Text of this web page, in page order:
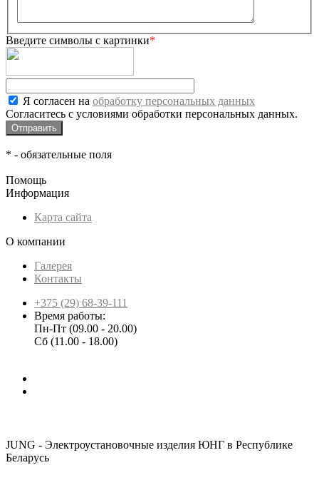
Введите символы с картинки*
Я согласен на обработку персональных данных
Согласитесь с условиями обработки персональных данных.
* - обязательные поля
Помощь
Информация
Карта сайта
О компании
Галерея
Контакты
+375 (29) 68-39-111
Время работы:
Пн-Пт (09.00 - 20.00)
Сб (11.00 - 18.00)
JUNG - Электроустановочные изделия ЮНГ в Республике
Беларусь